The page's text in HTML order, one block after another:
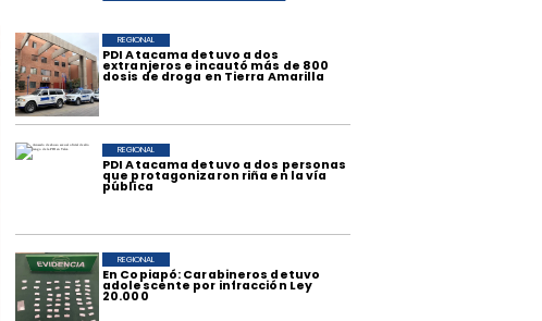
​PDI Atacama detuvo a dos
extranjeros e incautó más de 800
dosis de droga en Tierra Amarilla
REGIONAL
PDI Atacama detuvo a dos personas
que protagonizaron riña en la vía
pública
REGIONAL
​En Copiapó: Carabineros detuvo
adolescente por infracción Ley
20.000
REGIONAL